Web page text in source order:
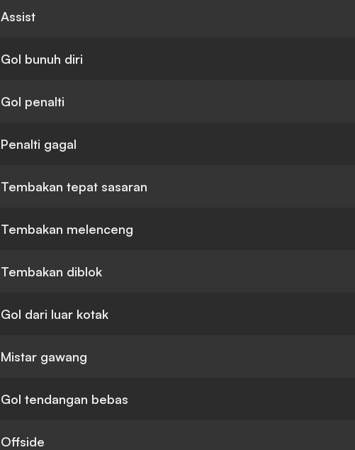
Assist
Gol bunuh diri
Gol penalti
Penalti gagal
Tembakan tepat sasaran
Tembakan melenceng
Tembakan diblok
Gol dari luar kotak
Mistar gawang
Gol tendangan bebas
Offside